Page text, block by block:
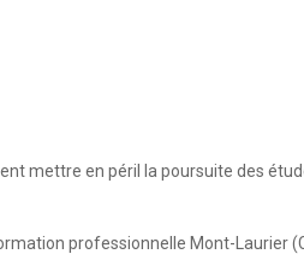
mettre en péril la poursuite des
professionnelle Mont-Laurier